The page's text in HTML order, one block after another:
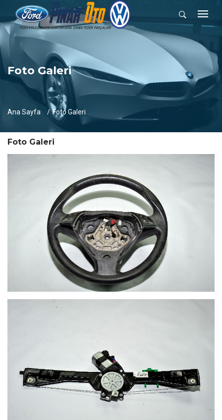
Foto Galeri
Ana Sayfa Foto Galeri
Foto Galeri